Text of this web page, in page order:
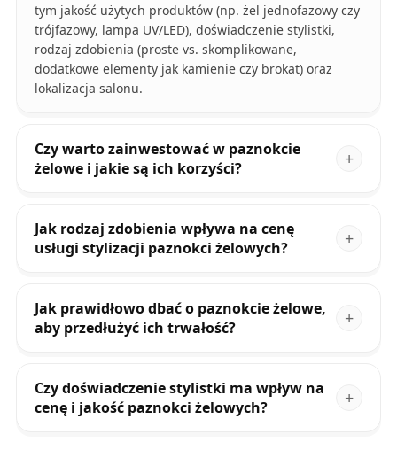
tym jakość użytych produktów (np. żel jednofazowy czy
trójfazowy, lampa UV/LED), doświadczenie stylistki,
rodzaj zdobienia (proste vs. skomplikowane,
dodatkowe elementy jak kamienie czy brokat) oraz
lokalizacja salonu.
Czy warto zainwestować w paznokcie
żelowe i jakie są ich korzyści?
Jak rodzaj zdobienia wpływa na cenę
usługi stylizacji paznokci żelowych?
Jak prawidłowo dbać o paznokcie żelowe,
aby przedłużyć ich trwałość?
Czy doświadczenie stylistki ma wpływ na
cenę i jakość paznokci żelowych?